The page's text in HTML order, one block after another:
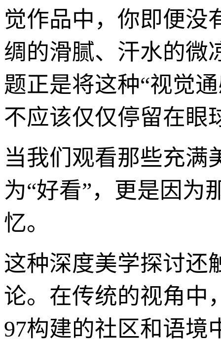
觉作品中，你即便没
绸的滑腻、汗水的微
题正是将这种“视觉
不应该仅仅停留在眼
当我们观看那些充满
为“好看”，更是因为
忆。
这种深度美学探讨还
论。在传统的视角中
97构建的社区和语境